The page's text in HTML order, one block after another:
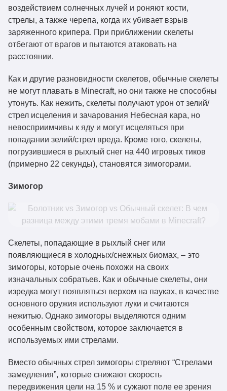
воздействием солнечных лучей и роняют кости,
стрелы, а также черепа, когда их убивает взрыв
заряженного крипера. При приближении скелеты
отбегают от врагов и пытаются атаковать на
расстоянии.
Как и другие разновидности скелетов, обычные скелеты
не могут плавать в Minecraft, но они также не способны
утонуть. Как нежить, скелеты получают урон от зелий/
стрел исцеления и зачарования Небесная кара, но
невосприимчивы к яду и могут исцеляться при
попадании зелий/стрел вреда. Кроме того, скелеты,
погрузившиеся в рыхлый снег на 440 игровых тиков
(примерно 22 секунды), становятся зимогорами.
Зимогор
Скелеты, попадающие в рыхлый снег или
появляющиеся в холодных/снежных биомах, – это
зимогоры, которые очень похожи на своих
изначальных собратьев. Как и обычные скелеты, они
изредка могут появляться верхом на пауках, в качестве
основного оружия используют луки и считаются
нежитью. Однако зимогоры выделяются одним
особенным свойством, которое заключается в
используемых ими стрелами.
Вместо обычных стрел зимогоры стреляют “Стрелами
замедления”, которые снижают скорость
передвижения цели на 15 % и сужают поле ее зрения